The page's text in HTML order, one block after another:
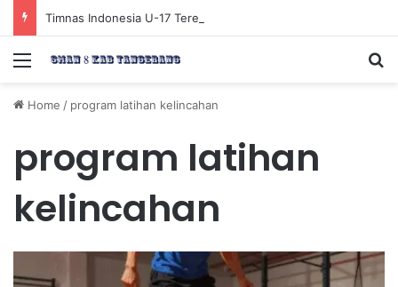
Menu
Home / program latihan kelincahan
program latihan
kelincahan